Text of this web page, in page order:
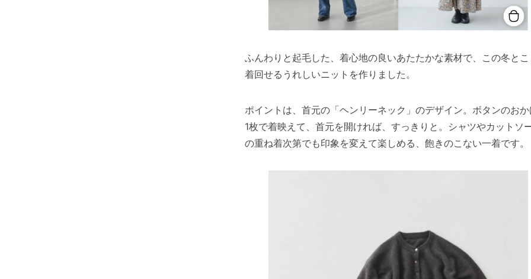
ふんわりと起毛した、着心地の良いあたたかな素材で、この冬と
着回せるうれしいニットを作りました。
ポイントは、首元の「ヘンリーネック」のデザイン。ボタンのお
1枚で着映えて、首元を開ければ、すっきりと。シャツやカットソ
の重ね着次第でも印象を変えて楽しめる、飽きのこない一着です。